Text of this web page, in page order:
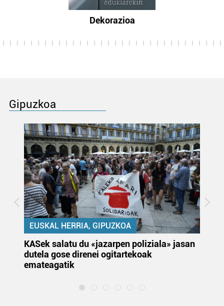
Dekorazioa
Gipuzkoa
EUSKAL HERRIA, GIPUZKOA
KASek salatu du «jazarpen poliziala» jasan
dutela gose direnei ogitartekoak
emateagatik